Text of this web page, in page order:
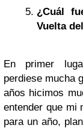
¿Cuál
Vuelta
En primer
perdiese mucha
años hicimos
entender que mi
para un año,